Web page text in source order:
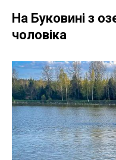
На Буковині з
чоловіка